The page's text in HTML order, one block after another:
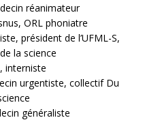
réanimateur
ORL phoniatre
président de l’UFML-S,
la science
interniste
urgentiste, collectif Du
généraliste